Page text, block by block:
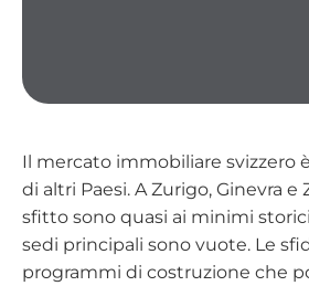
Il mercato immobiliare svizzero
di altri Paesi. A Zurigo, Ginevra e
sfitto sono quasi ai minimi
sedi principali sono vuote. Le
programmi di costruzione che